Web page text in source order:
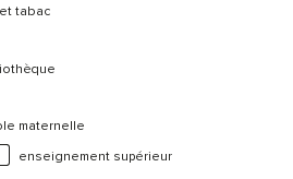
tabac
maternelle
enseignement supérieur